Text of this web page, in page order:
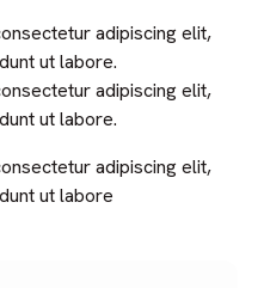
adipiscing elit,
ut labore.
adipiscing elit,
ut labore.
adipiscing elit,
ut labore